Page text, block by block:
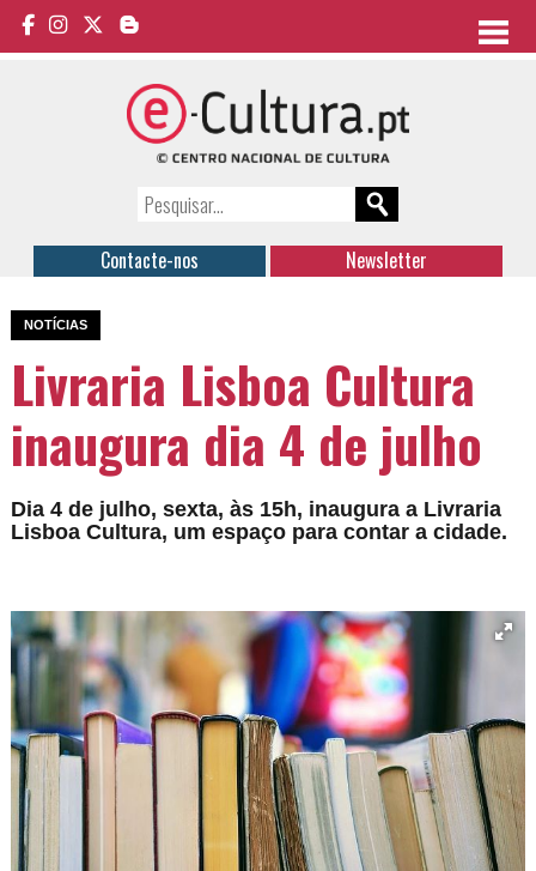
Contacte-nos Newsletter
NOTÍCIAS
Livraria Lisboa Cultura
inaugura dia 4 de julho
Dia 4 de julho, sexta, às 15h, inaugura a Livraria
Lisboa Cultura, um espaço para contar a cidade.